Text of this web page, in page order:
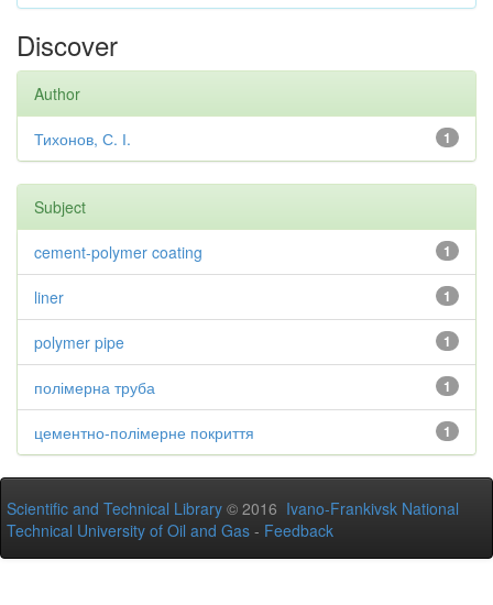
Discover
Author
1
Тихонов, С. І.
Subject
1
cement-polymer coating
1
liner
1
polymer pipe
1
полімерна труба
1
цементно-полімерне покриття
Scientific and Technical Library © 2016 Ivano-Frankivsk National
Technical University of Oil and Gas - Feedback